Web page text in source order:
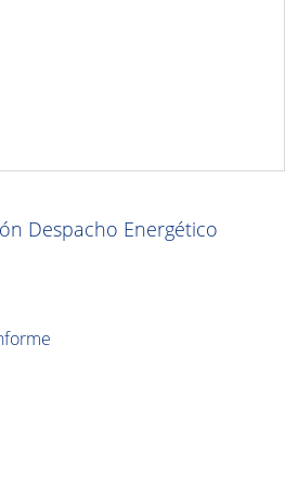
Despacho Energético